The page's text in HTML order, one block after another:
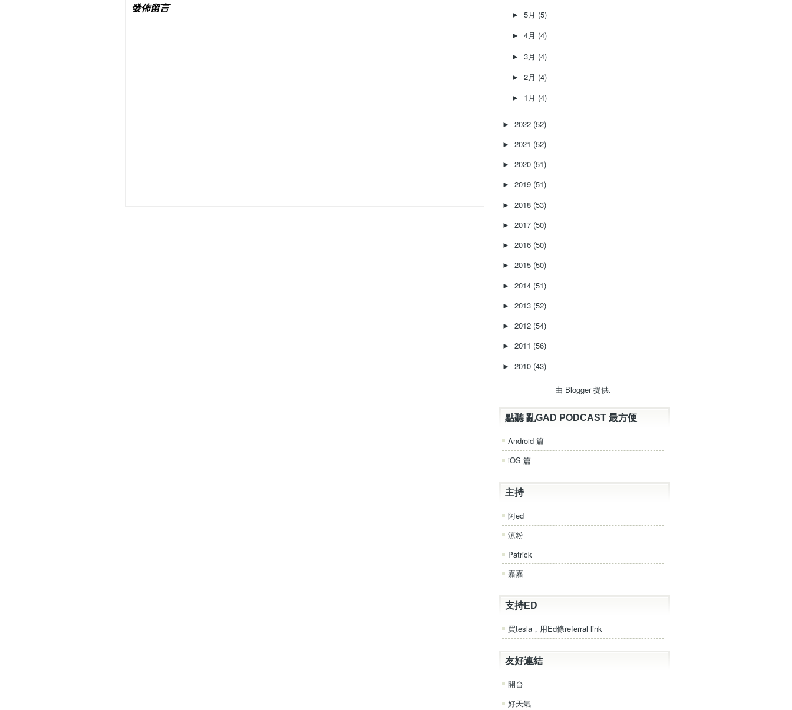
發佈留言
► 5月 (5)
► 4月 (4)
► 3月 (4)
► 2月 (4)
► 1月 (4)
► 2022 (52)
► 2021 (52)
► 2020 (51)
► 2019 (51)
► 2018 (53)
► 2017 (50)
► 2016 (50)
► 2015 (50)
► 2014 (51)
► 2013 (52)
► 2012 (54)
► 2011 (56)
► 2010 (43)
由 Blogger提供.
點聽 亂GAD PODCAST 最方便
Android 篇
iOS 篇
主持
阿ed
涼粉
Patrick
嘉嘉
支持ED
買tesla，用Ed條referral link
友好連結
開台
好天氣